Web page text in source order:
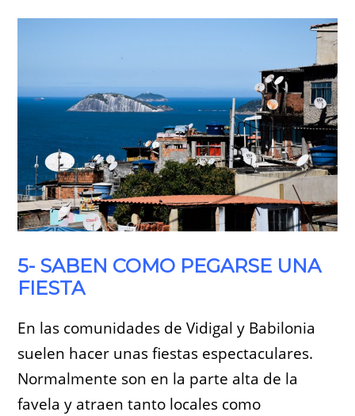
5- SABEN COMO PEGARSE UNA
FIESTA
En las comunidades de Vidigal y Babilonia
suelen hacer unas fiestas espectaculares.
Normalmente son en la parte alta de la
favela y atraen tanto locales como